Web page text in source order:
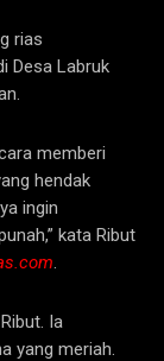
rias
Desa Labruk
memberi
hendak
ingin
kata Ribut
.
Ia
yang meriah.